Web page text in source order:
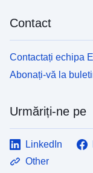
Contact
Contactați echipa
Abonați-vă la
Urmăriți-ne pe
LinkedIn
Other